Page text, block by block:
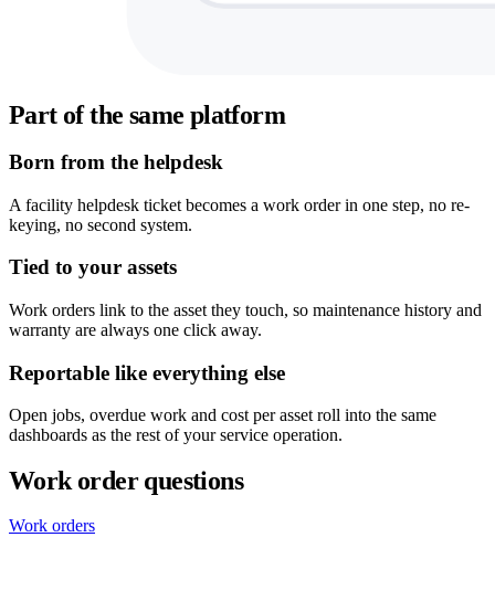
Part of the same platform
Born from the helpdesk
A facility helpdesk ticket becomes a work order in one step, no re-
keying, no second system.
Tied to your assets
Work orders link to the asset they touch, so maintenance history and
warranty are always one click away.
Reportable like everything else
Open jobs, overdue work and cost per asset roll into the same
dashboards as the rest of your service operation.
Work order questions
Work orders